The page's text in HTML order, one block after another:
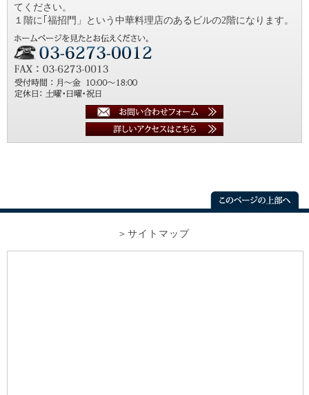
てください。
１階に｢福招門」という中華料理店のあるビルの2階になります。
サイトマップ